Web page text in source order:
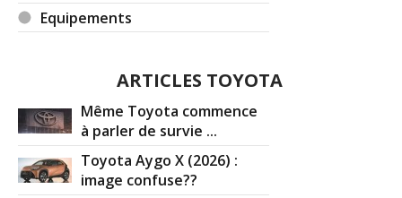
Equipements
ARTICLES TOYOTA
Même Toyota commence
à parler de survie ...
Toyota Aygo X (2026) :
image confuse??